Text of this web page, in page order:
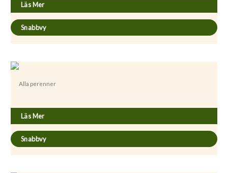
Läs Mer
Snabbvy
Alla perenner
Läs Mer
Snabbvy